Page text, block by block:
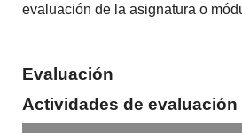
evaluación de la asignatura o
Evaluación
Actividades de